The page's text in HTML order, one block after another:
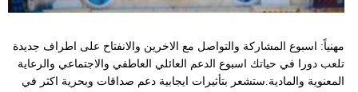
مهنياً: اسبوع المشاركة والتواصل مع الاخرين والانفتاح على اطراف جديدة
تلعب دورا في حياتك اسبوع الدعم العائلي العاطفي والاجتماعي والرعاية
المعنوية والمادية.ستشعر بتأثيرات ايجابية دعم صداقات وبحرية اكثر في